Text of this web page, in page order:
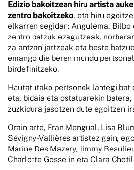
Edizio bakoitzean hiru artista
zentro bakoitzeko, eta hiru
elkarren segidan: Angulema, Bilbo
zentro batzuk ezagutzeak,
zalantzan jartzeak eta beste
emango die beren mundu
birdefinitzeko.
Hautatutako pertsonek lantegi bat
eta, bidaia eta ostatuarekin
zuzkidura jasotzen dute egoitzen
Orain arte, Fran Mengual, Lisa
Sévigny-Vallières artistez gain,
Marine Des Mazery, Jimmy
Charlotte Gosselin eta Clara